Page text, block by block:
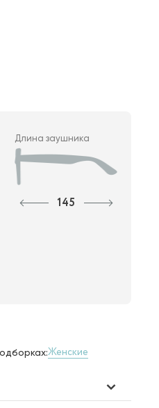
Длина заушника
145
Женские